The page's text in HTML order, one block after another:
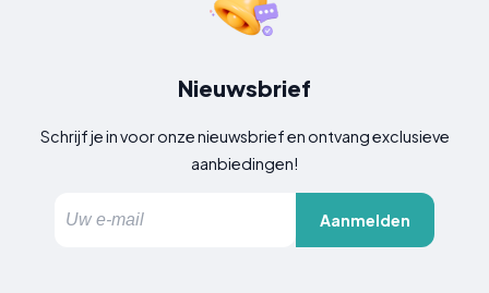
Nieuwsbrief
Schrijf je in voor onze nieuwsbrief en ontvang exclusieve
aanbiedingen!
Aanmelden